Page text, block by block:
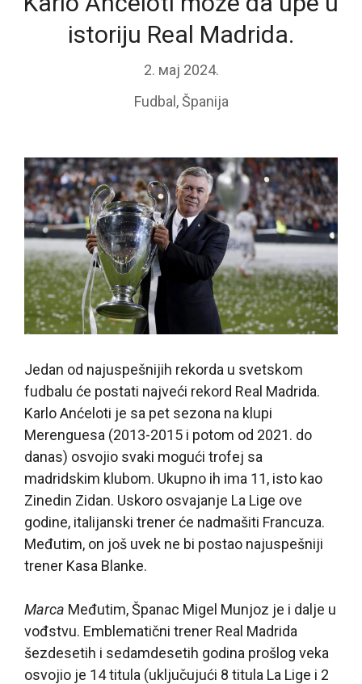
istoriju Real Madrida.
2. мај 2024.
Fudbal ,Španija
Jedan od najuspešnijih rekorda u svetskom
fudbalu će postati najveći rekord Real Madrida.
Karlo Anćeloti je sa pet sezona na klupi
Merenguesa (2013-2015 i potom od 2021. do
danas) osvojio svaki mogući trofej sa
madridskim klubom. Ukupno ih ima 11, isto kao
Zinedin Zidan. Uskoro osvajanje La Lige ove
godine, italijanski trener će nadmašiti Francuza.
Međutim, on još uvek ne bi postao najuspešniji
trener Kasa Blanke.
Marca Međutim, Španac Migel Munjoz je i dalje u
vođstvu. Emblematični trener Real Madrida
šezdesetih i sedamdesetih godina prošlog veka
osvojio je 14 titula (uključujući 8 titula La Lige i 2